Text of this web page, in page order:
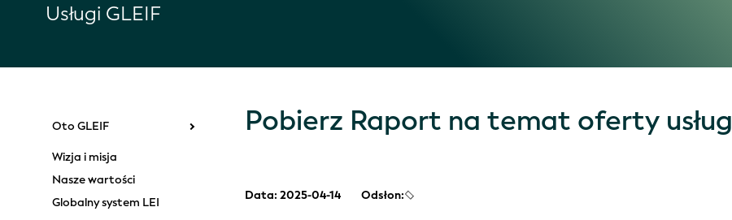
Usługi GLEIF
Oto GLEIF
Wizja i misja
Nasze wartości
Globalny system LEI
Pobierz Raport na temat oferty usług
Data: 2025-04-14 Odsłon: